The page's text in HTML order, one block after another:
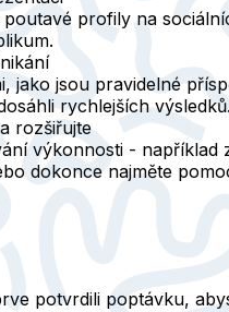
profily na
jako jsou pravidelné
rychlejších
rozšiřujte
výkonnosti - například
dokonce najměte
potvrdili poptávku,